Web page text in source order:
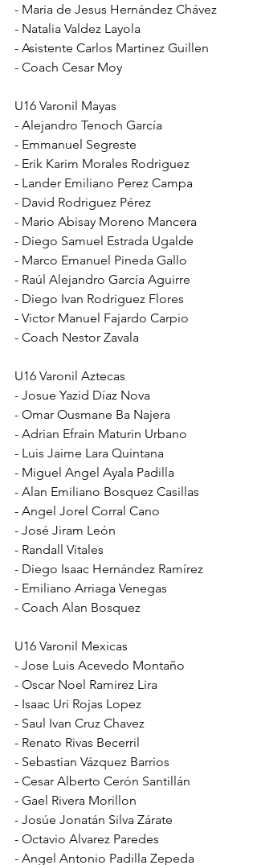
- Maria de Jesus Hernández Chávez
- Natalia Valdez Layola
- Asistente Carlos Martinez Guillen
- Coach Cesar Moy
U16 Varonil Mayas
- Alejandro Tenoch García
- Emmanuel Segreste
- Erik Karim Morales Rodriguez
- Lander Emiliano Perez Campa
- David Rodriguez Pérez
- Mario Abisay Moreno Mancera
- Diego Samuel Estrada Ugalde
- Marco Emanuel Pineda Gallo
- Raúl Alejandro García Aguirre
- Diego Ivan Rodriguez Flores
- Victor Manuel Fajardo Carpio
- Coach Nestor Zavala
U16 Varonil Aztecas
- Josue Yazid Díaz Nova
- Omar Ousmane Ba Najera
- Adrian Efrain Maturin Urbano
- Luis Jaime Lara Quintana
- Miguel Angel Ayala Padilla
- Alan Emiliano Bosquez Casillas
- Angel Jorel Corral Cano
- José Jiram León
- Randall Vitales
- Diego Isaac Hernández Ramírez
- Emiliano Arriaga Venegas
- Coach Alan Bosquez
U16 Varonil Mexicas
- Jose Luis Acevedo Montaño
- Oscar Noel Ramirez Lira
- Isaac Uri Rojas Lopez
- Saul Ivan Cruz Chavez
- Renato Rivas Becerril
- Sebastian Vázquez Barrios
- Cesar Alberto Cerón Santillán
- Gael Rivera Morillon
- Josúe Jonatán Silva Zárate
- Octavio Alvarez Paredes
- Angel Antonio Padilla Zepeda